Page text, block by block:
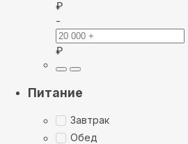
₽
-
₽
Питание
Завтрак
Обед